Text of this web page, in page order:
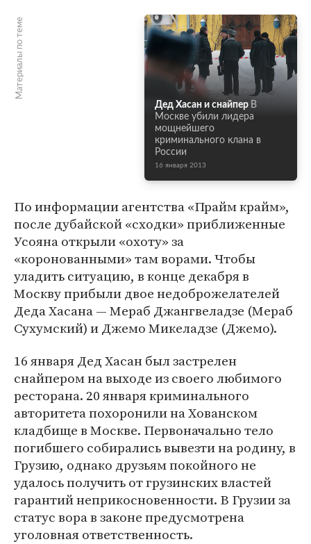
Материалы по теме
Дед Хасан и снайпер В
Москве убили лидера
мощнейшего
криминального клана в
России
16 января 2013
По информации агентства «Прайм крайм»,
после дубайской «сходки» приближенные
Усояна открыли «охоту» за
«коронованными» там ворами. Чтобы
уладить ситуацию, в конце декабря в
Москву прибыли двое недоброжелателей
Деда Хасана — Мераб Джангвеладзе (Мераб
Сухумский) и Джемо Микеладзе (Джемо).
16 января Дед Хасан был застрелен
снайпером на выходе из своего любимого
ресторана. 20 января криминального
авторитета похоронили на Хованском
кладбище в Москве. Первоначально тело
погибшего собирались вывезти на родину, в
Грузию, однако друзьям покойного не
удалось получить от грузинских властей
гарантий неприкосновенности. В Грузии за
статус вора в законе предусмотрена
уголовная ответственность.